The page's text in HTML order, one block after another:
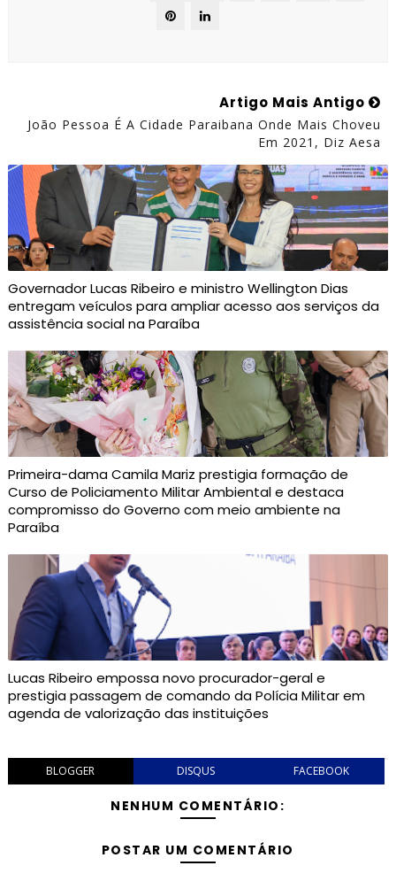
Artigo Mais Antigo
João Pessoa É A Cidade Paraibana Onde Mais Choveu
Em 2021, Diz Aesa
Governador Lucas Ribeiro e ministro Wellington Dias
entregam veículos para ampliar acesso aos serviços da
assistência social na Paraíba
Primeira-dama Camila Mariz prestigia formação de
Curso de Policiamento Militar Ambiental e destaca
compromisso do Governo com meio ambiente na
Paraíba
Lucas Ribeiro empossa novo procurador-geral e
prestigia passagem de comando da Polícia Militar em
agenda de valorização das instituições
BLOGGER DISQUS FACEBOOK
NENHUM COMENTÁRIO:
POSTAR UM COMENTÁRIO